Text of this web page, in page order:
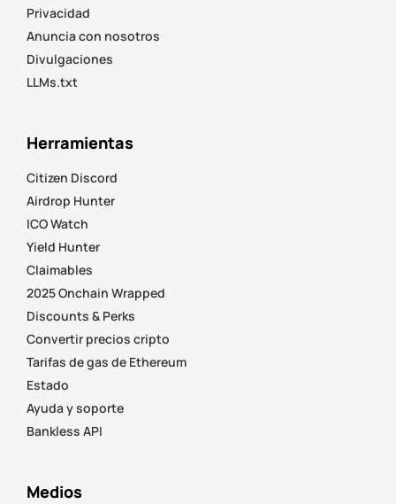
Privacidad
Anuncia con nosotros
Divulgaciones
LLMs.txt
Herramientas
Citizen Discord
Airdrop Hunter
ICO Watch
Yield Hunter
Claimables
2025 Onchain Wrapped
Discounts & Perks
Convertir precios cripto
Tarifas de gas de Ethereum
Estado
Ayuda y soporte
Bankless API
Medios